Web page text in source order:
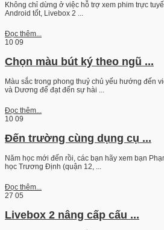
Không chỉ dừng ở việc hỗ trợ xem phim trực
Android tốt, Livebox 2 ...
Đọc thêm...
10 09
Chọn màu bút ký theo ngũ ...
Màu sắc trong phong thuỷ chủ yếu hướng đến
và Dương để đạt đến sự hài ...
Đọc thêm...
10 09
Đến trường cùng dụng cụ ...
Năm học mới đến rồi, các bạn hãy xem bạn
học Trương Định (quận 12, ...
Đọc thêm...
27 05
Livebox 2 nâng cấp cấu ...